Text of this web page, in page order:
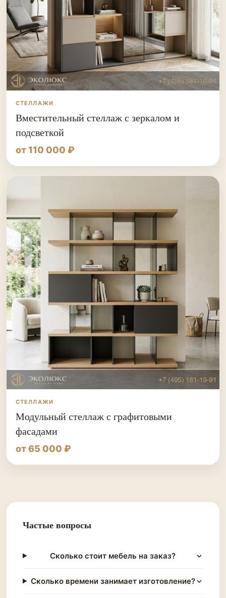
СТЕЛЛАЖИ
Вместительный стеллаж с зеркалом и
подсветкой
от 110 000 ₽
СТЕЛЛАЖИ
Модульный стеллаж с графитовыми
фасадами
от 65 000 ₽
Частые вопросы
Сколько стоит мебель на заказ?
Сколько времени занимает изготовление?